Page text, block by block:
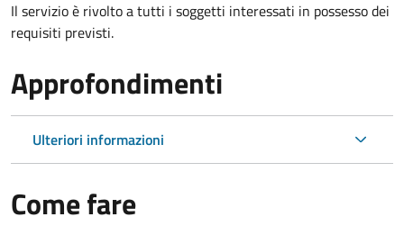
Il servizio è rivolto a tutti i soggetti interessati in possesso dei
requisiti previsti.
Approfondimenti
Ulteriori informazioni
Come fare